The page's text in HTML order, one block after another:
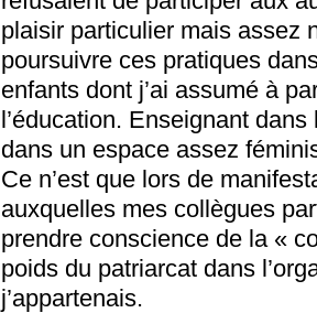
plaisir particulier mais assez
poursuivre ces pratiques
enfants dont j’ai assumé à
l’éducation. Enseignant
dans un espace assez
Ce n’est que lors de
auxquelles mes collègues
prendre conscience de la «
poids du patriarcat dans
j’appartenais.